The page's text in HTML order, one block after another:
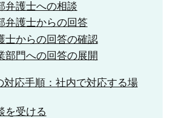
護士への相談
護士からの回答
からの回答の確認
門への回答の展開
対応手順：社内で対応する場
受ける